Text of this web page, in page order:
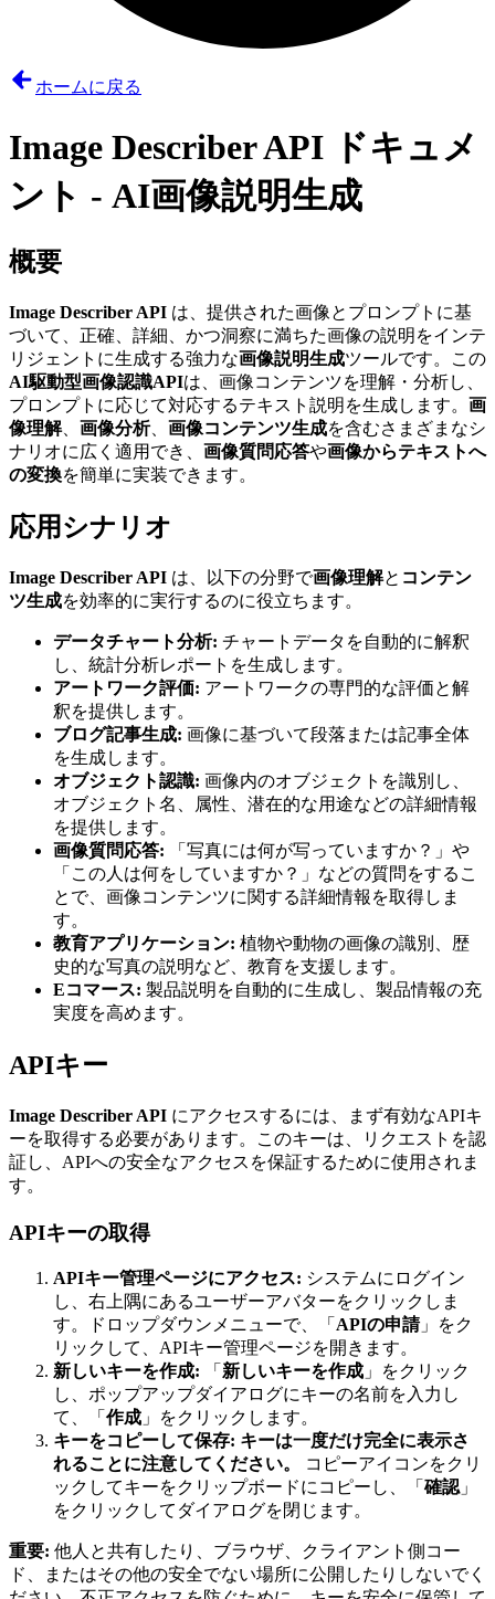
ホームに戻る
Image Describer API ドキュメ
ント - AI画像説明生成
概要
Image Describer API は、提供された画像とプロンプトに基
づいて、正確、詳細、かつ洞察に満ちた画像の説明をインテ
リジェントに生成する強力な画像説明生成ツールです。この
AI駆動型画像認識APIは、画像コンテンツを理解・分析し、
プロンプトに応じて対応するテキスト説明を生成します。 画
像理解、 画像分析、 画像コンテンツ生成を含むさまざまなシ
ナリオに広く適用でき、 画像質問応答や画像からテキストへ
の変換を簡単に実装できます。
応用シナリオ
Image Describer API は、以下の分野で画像理解と コンテン
ツ生成を効率的に実行するのに役立ちます。
データチャート分析: チャートデータを自動的に解釈
し、統計分析レポートを生成します。
アートワーク評価: アートワークの専門的な評価と解
釈を提供します。
ブログ記事生成: 画像に基づいて段落または記事全体
を生成します。
オブジェクト認識: 画像内のオブジェクトを識別し、
オブジェクト名、属性、潜在的な用途などの詳細情報
を提供します。
画像質問応答: 「写真には何が写っていますか？」や
「この人は何をしていますか？」などの質問をするこ
とで、画像コンテンツに関する詳細情報を取得しま
す。
教育アプリケーション: 植物や動物の画像の識別、歴
史的な写真の説明など、教育を支援します。
Eコマース: 製品説明を自動的に生成し、製品情報の充
実度を高めます。
APIキー
Image Describer API にアクセスするには、まず有効なAPIキ
ーを取得する必要があります。このキーは、リクエストを認
証し、APIへの安全なアクセスを保証するために使用されま
す。
APIキーの取得
APIキー管理ページにアクセス: システムにログイン
し、右上隅にあるユーザーアバターをクリックしま
す。ドロップダウンメニューで、「 APIの申請」をク
リックして、APIキー管理ページを開きます。
新しいキーを作成: 「 新しいキーを作成 」をクリック
し、ポップアップダイアログにキーの名前を入力し
て、「 作成 」をクリックします。
キーをコピーして保存: キーは一度だけ完全に表示さ
れることに注意してください。
コピーアイコンをクリ
ックしてキーをクリップボードにコピーし、「 確認 」
をクリックしてダイアログを閉じます。
重要: 他人と共有したり、ブラウザ、クライアント側コー
ド、またはその他の安全でない場所に公開したりしないでく